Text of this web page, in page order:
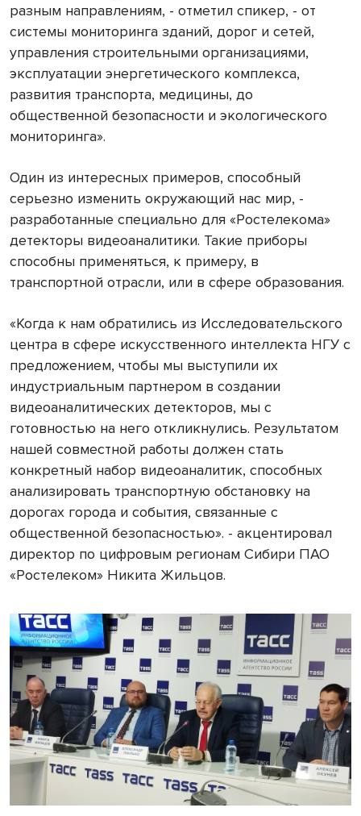
разным направлениям, - отметил спикер, - от
системы мониторинга зданий, дорог и сетей,
управления строительными организациями,
эксплуатации энергетического комплекса,
развития транспорта, медицины, до
общественной безопасности и экологического
мониторинга».
Один из интересных примеров, способный
серьезно изменить окружающий нас мир, -
разработанные специально для «Ростелекома»
детекторы видеоаналитики. Такие приборы
способны применяться, к примеру, в
транспортной отрасли, или в сфере образования.
«Когда к нам обратились из Исследовательского
центра в сфере искусственного интеллекта НГУ с
предложением, чтобы мы выступили их
индустриальным партнером в создании
видеоаналитических детекторов, мы с
готовностью на него откликнулись. Результатом
нашей совместной работы должен стать
конкретный набор видеоаналитик, способных
анализировать транспортную обстановку на
дорогах города и события, связанные с
общественной безопасностью». - акцентировал
директор по цифровым регионам Сибири ПАО
«Ростелеком» Никита Жильцов.